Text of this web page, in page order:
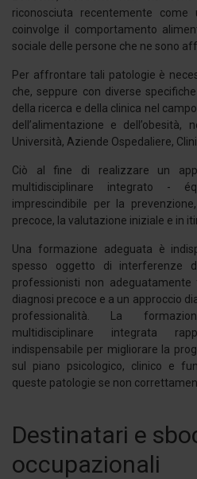
riconosciuta recentemente
coinvolge il comportamento
sociale delle persone che ne sono
Per affrontare tali patologie è
che, seppure con diverse
della ricerca e della clinica nel
dell’alimentazione e dell’obesità,
Università, Aziende Ospedaliere,
Ciò al fine di realizzare un
multidisciplinare integrato -
imprescindibile per la
precoce, la valutazione iniziale e in
Una formazione adeguata è
spesso oggetto di interferenze
professionisti non
diagnosi precoce e a un approccio
professionalità. La
multidisciplinare integrata
indispensabile per migliorare la
sul piano psicologico, clinico e
queste patologie se non
Destinatari e
occupazionali